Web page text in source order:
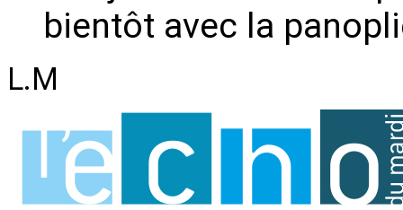
bientôt avec la
L.M